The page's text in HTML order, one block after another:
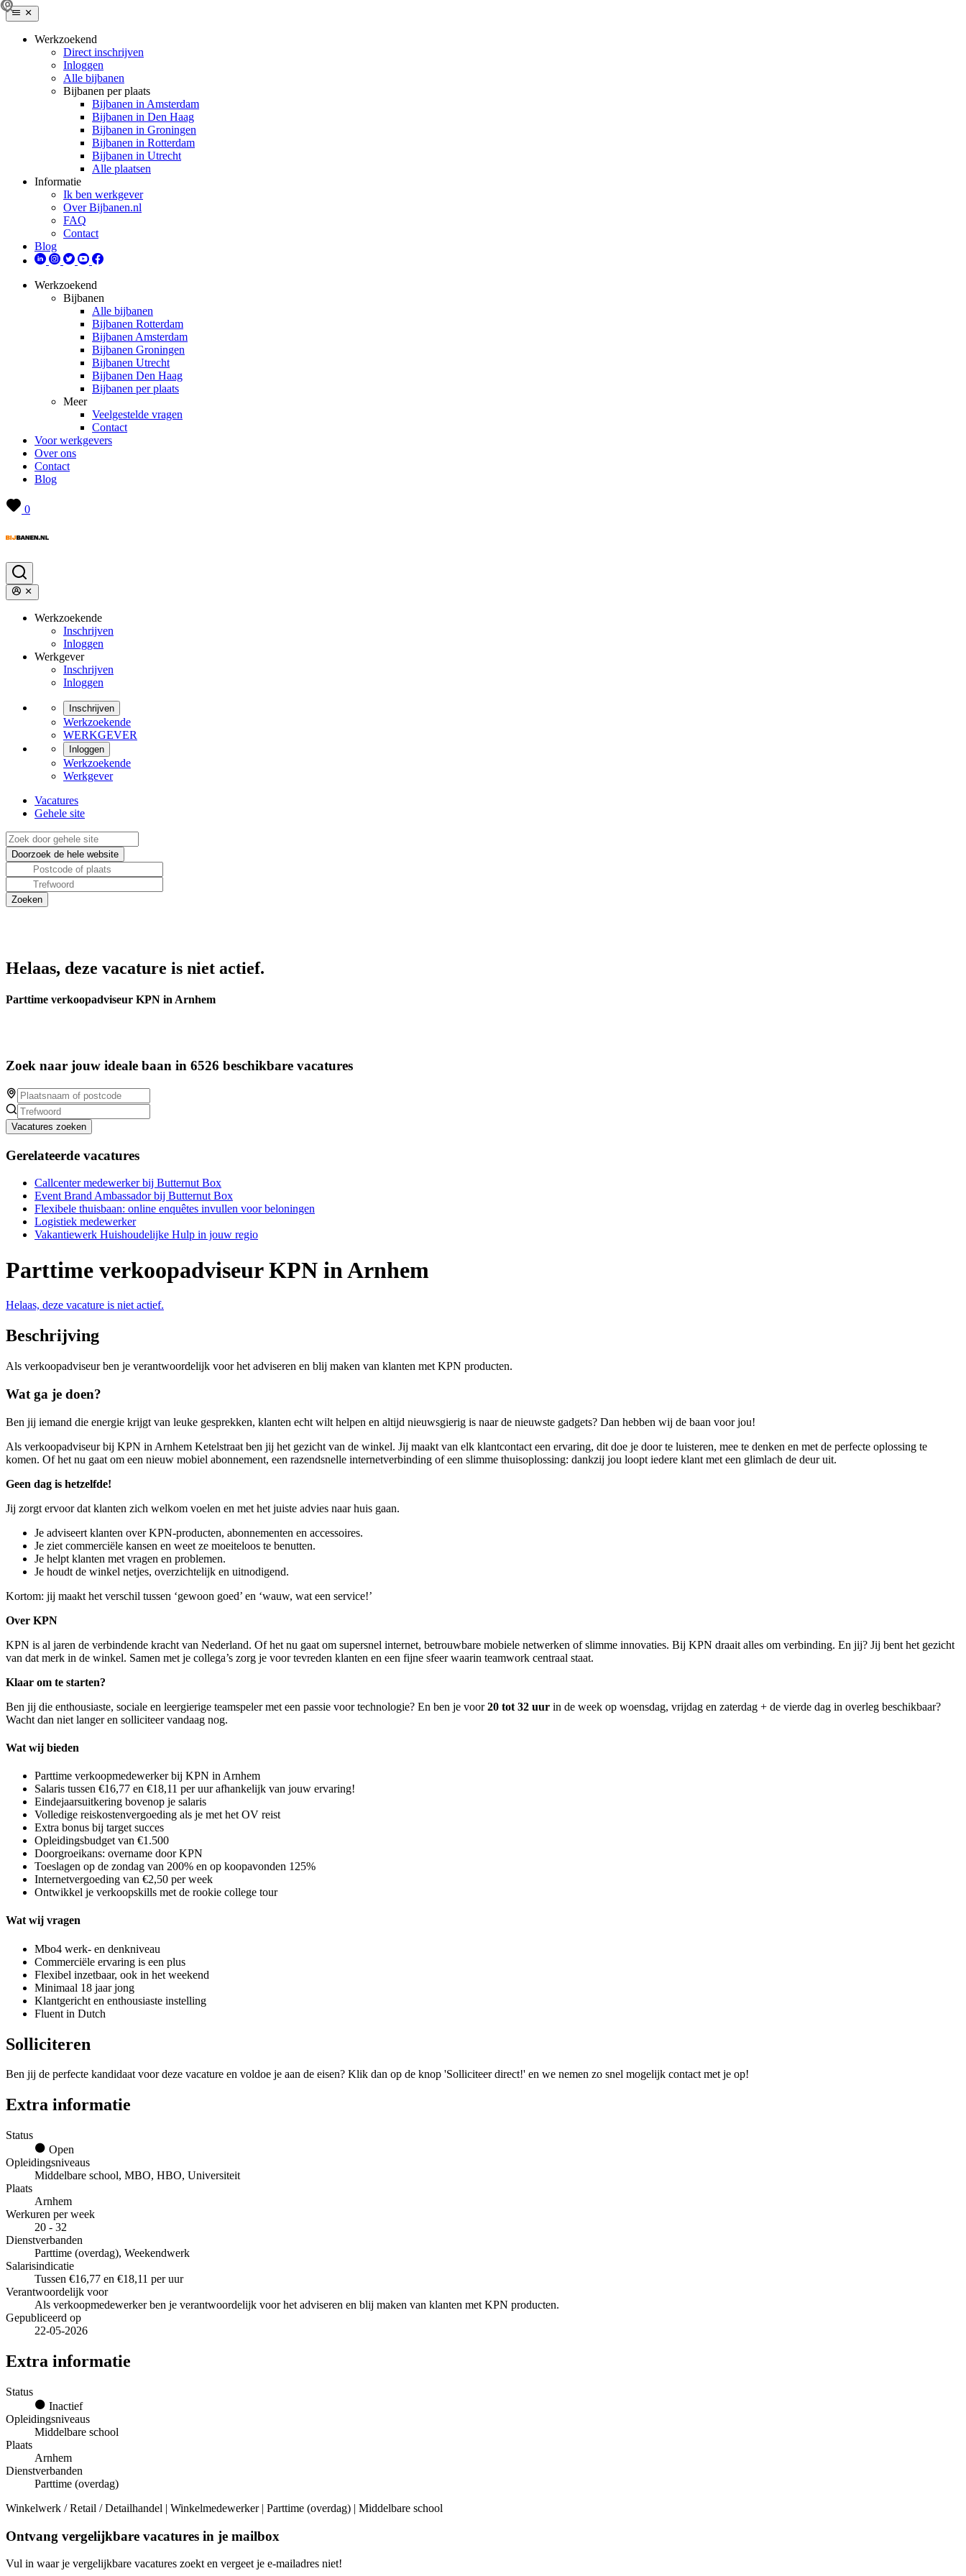
Werkzoekend
Direct inschrijven
Inloggen
Alle bijbanen
Bijbanen per plaats
Bijbanen in Amsterdam
Bijbanen in Den Haag
Bijbanen in Groningen
Bijbanen in Rotterdam
Bijbanen in Utrecht
Alle plaatsen
Informatie
Ik ben werkgever
Over Bijbanen.nl
FAQ
Contact
Blog
Werkzoekend
Bijbanen
Alle bijbanen
Bijbanen Rotterdam
Bijbanen Amsterdam
Bijbanen Groningen
Bijbanen Utrecht
Bijbanen Den Haag
Bijbanen per plaats
Meer
Veelgestelde vragen
Contact
Voor werkgevers
Over ons
Contact
Blog
0
Werkzoekende
Inschrijven
Inloggen
Werkgever
Inschrijven
Inloggen
Inschrijven
Werkzoekende
WERKGEVER
Inloggen
Werkzoekende
Werkgever
Vacatures
Gehele site
Helaas, deze vacature is niet actief.
Parttime verkoopadviseur KPN in Arnhem
Zoek naar jouw ideale baan in 6526 beschikbare vacatures
Vacatures zoeken
Gerelateerde vacatures
Callcenter medewerker bij Butternut Box
Event Brand Ambassador bij Butternut Box
Flexibele thuisbaan: online enquêtes invullen voor beloningen
Logistiek medewerker
Vakantiewerk Huishoudelijke Hulp in jouw regio
Parttime verkoopadviseur KPN in Arnhem
Helaas, deze vacature is niet actief.
Beschrijving
Als verkoopadviseur ben je verantwoordelijk voor het adviseren en blij maken van klanten met KPN producten.
Wat ga je doen?
Ben jij iemand die energie krijgt van leuke gesprekken, klanten echt wilt helpen en altijd nieuwsgierig is naar de nieuwste gadgets? Dan hebben wij de baan voor jou!
Als verkoopadviseur bij KPN in Arnhem Ketelstraat ben jij het gezicht van de winkel. Jij maakt van elk klantcontact een ervaring, dit doe je door te luisteren, mee te denken en met de perfecte oplossing te
komen. Of het nu gaat om een nieuw mobiel abonnement, een razendsnelle internetverbinding of een slimme thuisoplossing: dankzij jou loopt iedere klant met een glimlach de deur uit.
Geen dag is hetzelfde!
Jij zorgt ervoor dat klanten zich welkom voelen en met het juiste advies naar huis gaan.
Je adviseert klanten over KPN-producten, abonnementen en accessoires.
Je ziet commerciële kansen en weet ze moeiteloos te benutten.
Je helpt klanten met vragen en problemen.
Je houdt de winkel netjes, overzichtelijk en uitnodigend.
Kortom: jij maakt het verschil tussen ‘gewoon goed’ en ‘wauw, wat een service!’
Over KPN
KPN is al jaren de verbindende kracht van Nederland. Of het nu gaat om supersnel internet, betrouwbare mobiele netwerken of slimme innovaties. Bij KPN draait alles om verbinding. En jij? Jij bent het gezicht
van dat merk in de winkel. Samen met je collega’s zorg je voor tevreden klanten en een fijne sfeer waarin teamwork centraal staat.
Klaar om te starten?
Ben jij die enthousiaste, sociale en leergierige teamspeler met een passie voor technologie? En ben je voor 20 tot 32 uur in de week op woensdag, vrijdag en zaterdag + de vierde dag in overleg beschikbaar?
Wacht dan niet langer en solliciteer vandaag nog.
Wat wij bieden
Parttime verkoopmedewerker bij KPN in Arnhem
Salaris tussen €16,77 en €18,11 per uur afhankelijk van jouw ervaring!
Eindejaarsuitkering bovenop je salaris
Volledige reiskostenvergoeding als je met het OV reist
Extra bonus bij target succes
Opleidingsbudget van €1.500
Doorgroeikans: overname door KPN
Toeslagen op de zondag van 200% en op koopavonden 125%
Internetvergoeding van €2,50 per week
Ontwikkel je verkoopskills met de rookie college tour
Wat wij vragen
Mbo4 werk- en denkniveau
Commerciële ervaring is een plus
Flexibel inzetbaar, ook in het weekend
Minimaal 18 jaar jong
Klantgericht en enthousiaste instelling
Fluent in Dutch
Solliciteren
Ben jij de perfecte kandidaat voor deze vacature en voldoe je aan de eisen? Klik dan op de knop 'Solliciteer direct!' en we nemen zo snel mogelijk contact met je op!
Extra informatie
Status
Open
Opleidingsniveaus
Middelbare school, MBO, HBO, Universiteit
Plaats
Arnhem
Werkuren per week
20 - 32
Dienstverbanden
Parttime (overdag), Weekendwerk
Salarisindicatie
Tussen €16,77 en €18,11 per uur
Verantwoordelijk voor
Als verkoopmedewerker ben je verantwoordelijk voor het adviseren en blij maken van klanten met KPN producten.
Gepubliceerd op
22-05-2026
Extra informatie
Status
Inactief
Opleidingsniveaus
Middelbare school
Plaats
Arnhem
Dienstverbanden
Parttime (overdag)
Winkelwerk / Retail / Detailhandel | Winkelmedewerker | Parttime (overdag) | Middelbare school
Ontvang vergelijkbare vacatures in je mailbox
Vul in waar je vergelijkbare vacatures zoekt en vergeet je e-mailadres niet!